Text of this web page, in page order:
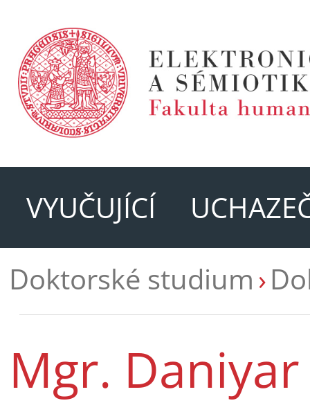
VYUČUJÍCÍ
Doktorské studium
Mgr.